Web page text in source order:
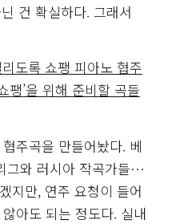
건 확실하다. 그래서
도록 쇼팽 피아노 협주
팽’을 위해 준비할 곡들
주곡을 만들어놨다. 베
그와 러시아 작곡가들…
지만, 연주 요청이 들어
아도 되는 정도다. 실내